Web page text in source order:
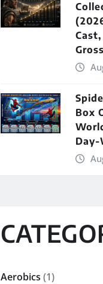
Gross
Box
Day-
Aerobics (1)